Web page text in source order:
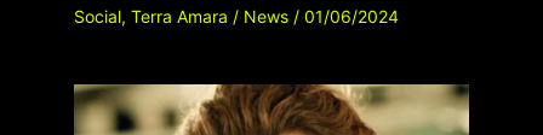
Social, Terra Amara / News/ 01/06/2024